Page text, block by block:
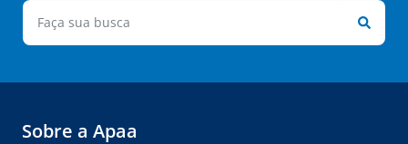
Sobre a Apaa